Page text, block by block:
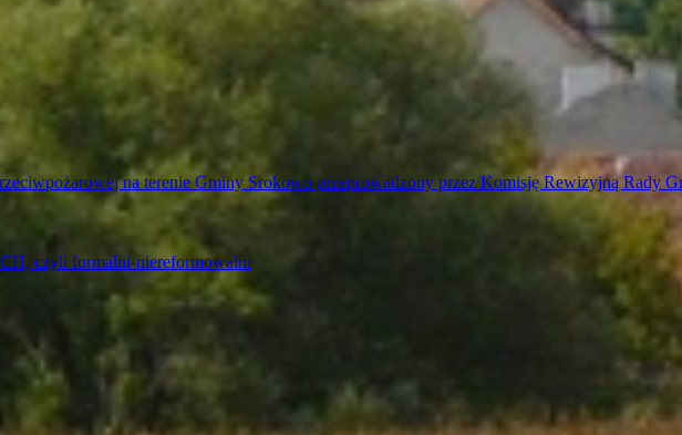
na terenie Gminy Srokowo przeprowadzony przez Komisję Rewizyjną Rady
czyli formalni-niereformowalni